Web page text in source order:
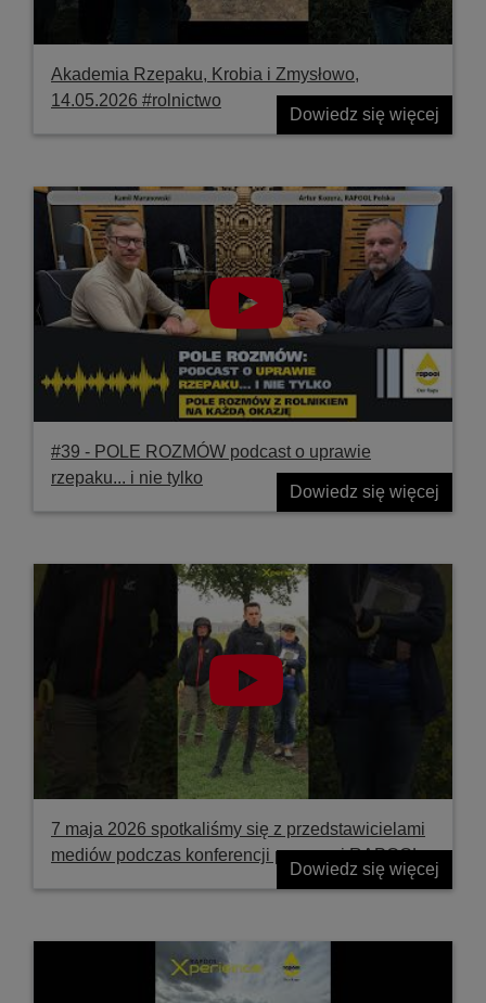
Akademia Rzepaku, Krobia i Zmysłowo,
14.05.2026 #rolnictwo
Dowiedz się więcej
#39 ‐ POLE ROZMÓW podcast o uprawie
rzepaku... i nie tylko
Dowiedz się więcej
7 maja 2026 spotkaliśmy się z przedstawicielami
mediów podczas konferencji prasowej RAPOOL
Dowiedz się więcej